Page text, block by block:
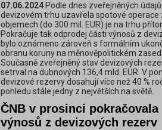
07.06.2024 Podle dnes zveřejněných
devizovém trhu uzavřela spotové operace
objemech (do 300 mil. EUR) je na trhu
Pokračuje tak odprodej části výnosů z
bylo oznámeno zároveň s formálním
obranu koruny na měnověpolitickém
Současně zveřejněný stav devizových
setrval na dubnových 136,4 mld. EUR. V
devizové rezervy dosahují více než 40 %
pohledu stále jedny z největších na světě.
ČNB v prosinci
výnosů z devizových rezerv